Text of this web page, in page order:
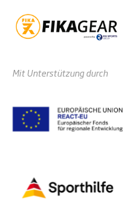
Mit Unterstützung durch